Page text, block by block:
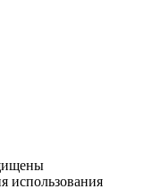
использования